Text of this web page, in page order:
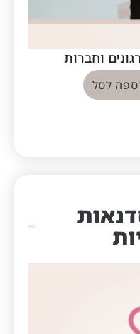
וחברות
לסל